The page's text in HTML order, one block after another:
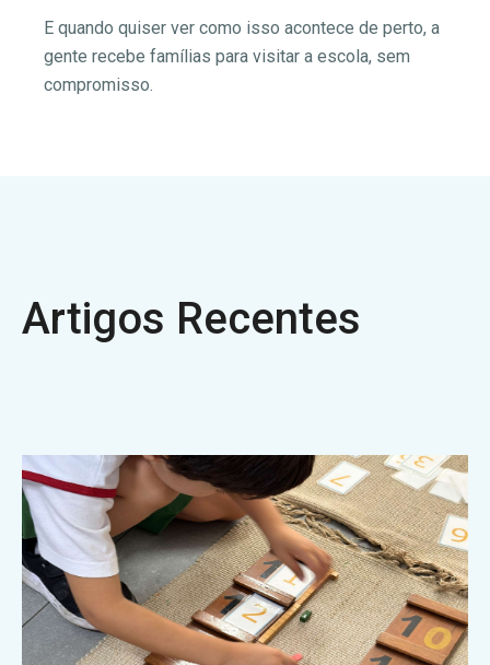
E quando quiser ver como isso acontece de perto, a
gente recebe famílias para visitar a escola, sem
compromisso.
Artigos Recentes